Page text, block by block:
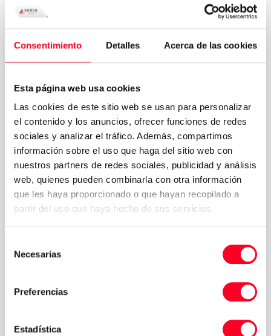
Consentimiento Detalles Acerca de las cookies
Esta página web usa cookies
Las cookies de este sitio web se usan para personalizar
el contenido y los anuncios, ofrecer funciones de redes
sociales y analizar el tráfico. Además, compartimos
información sobre el uso que haga del sitio web con
nuestros partners de redes sociales, publicidad y análisis
web, quienes pueden combinarla con otra información
que les haya proporcionado o que hayan recopilado a
partir del uso que haya hecho de sus servicios.
Necesarias
Preferencias
Estadística
Acepto los términos y condiciones de la
Política de